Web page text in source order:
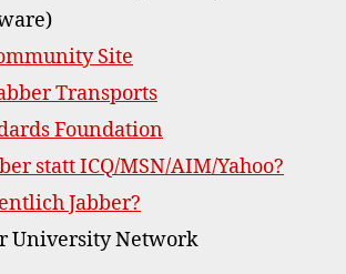
Site
Transports
Foundation
statt ICQ/MSN/AIM/Yahoo?
Jabber?
University Network